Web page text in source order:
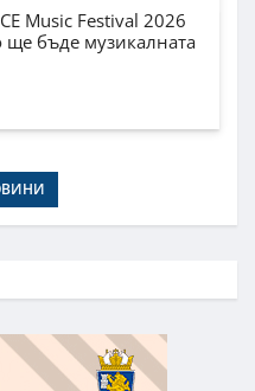
Music Festival 2026
ще бъде музикалната